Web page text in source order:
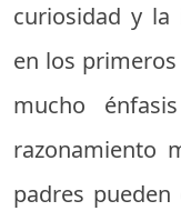
curiosidad y la
en los
mucho
razonamiento
padres